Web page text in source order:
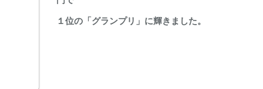
１位の「グランプリ」に輝きました。